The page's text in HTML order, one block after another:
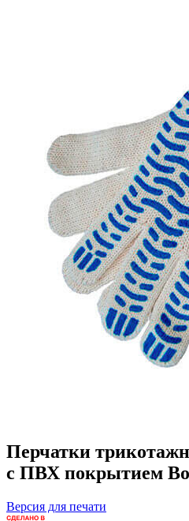
Перчатки
с ПВХ покрытием
Версия для печати